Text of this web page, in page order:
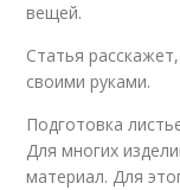
вещей.
Статья
своими руками.
Подготовка
Для многих
материал. Для